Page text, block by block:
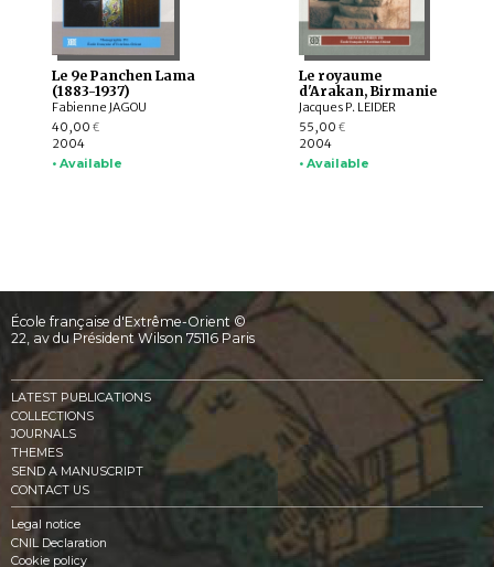
Le 9e Panchen Lama
(1883-1937)
Fabienne JAGOU
40,00 €
2004
• Available
Le royaume
d'Arakan, Birmanie
Jacques P. LEIDER
55,00 €
2004
• Available
École française d'Extrême-Orient ©
22, av du Président Wilson 75116 Paris
LATEST PUBLICATIONS
COLLECTIONS
JOURNALS
THEMES
SEND A MANUSCRIPT
CONTACT US
Legal notice
CNIL Declaration
Cookie policy